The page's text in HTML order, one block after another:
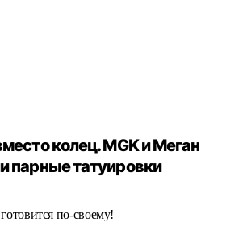
колец. MGK и Меган
парные татуировки
по-своему!